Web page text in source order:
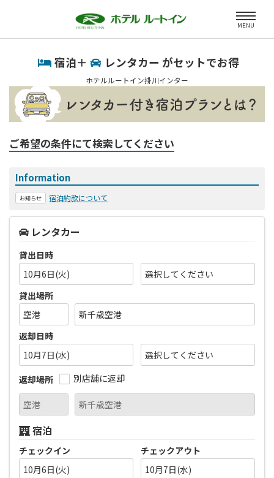
MENU
宿泊＋ レンタカー がセットでお得
ホテルルートイン掛川インター
ご希望の条件にて検索してください
Information
お知らせ 宿泊約款について
レンタカー
貸出日時
10月6日(火)
貸出場所
返却日時
10月7日(水)
返却場所
別店舗に返却
宿泊
チェックイン
10月6日(火)
チェックアウト
10月7日(水)